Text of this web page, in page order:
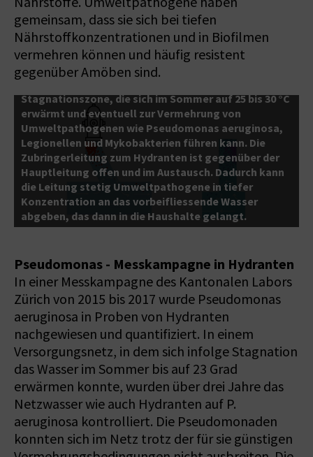
gemeinsam, dass sie sich bei tiefen
Nährstoffkonzentrationen und in Biofilmen
vermehren können und häufig resistent
gegenüber Amöben sind.
Abb.1: Die Zuleitungen zu den Hydranten bilden eine
Stagnationszone, die sich im Sommer auf 25 bis 30 °C
erwärmt und eventuell zur Vermehrung von
Umweltpathogenen wie Pseudomonas aeruginosa,
Legionellen und Mykobakterien führen kann. Die
Zubringerleitung zum Hydranten ist gegenüber der
Hauptleitung offen und im Austausch. Dadurch kann
die Leitung stetig Umweltpathogene in tiefer
Konzentration an das vorbeifliessende Wasser
abgeben, das dann in die Haushalte gelangt.
Pseudomonas - Messkampagne in Hydranten
In einer Messkampagne des Kantonalen Labors
Zürich von 2015 bis 2017 wurde Pseudomonas
aeruginosa in Proben von Hydranten
nachgewiesen und quantifiziert. In einem
Versorgungsnetz, in dem sich infolge Stagnation
das Wasser im Sommer bis auf 23 Grad
erwärmen konnte, wurden über drei Jahre das
Netzwasser wie auch Hydranten auf P.
aeruginosa kontrolliert. Die Pseudomonaden
konnten sich im Netz trotz der für sie günstigen